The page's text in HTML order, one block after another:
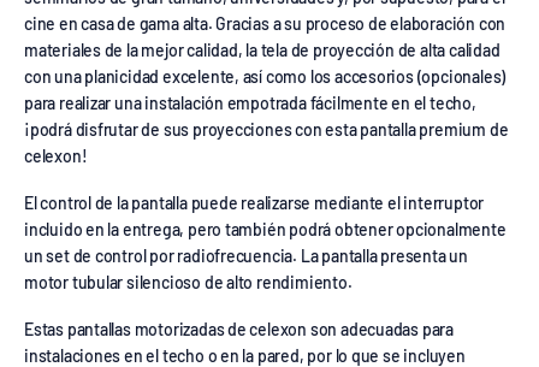
cine en casa de gama alta. Gracias a su proceso de elaboración con
materiales de la mejor calidad, la tela de proyección de alta calidad
con una planicidad excelente, así como los accesorios (opcionales)
para realizar una instalación empotrada fácilmente en el techo,
¡podrá disfrutar de sus proyecciones con esta pantalla premium de
celexon!
El control de la pantalla puede realizarse mediante el interruptor
incluido en la entrega, pero también podrá obtener opcionalmente
un set de control por radiofrecuencia. La pantalla presenta un
motor tubular silencioso de alto rendimiento.
Estas pantallas motorizadas de celexon son adecuadas para
instalaciones en el techo o en la pared, por lo que se incluyen